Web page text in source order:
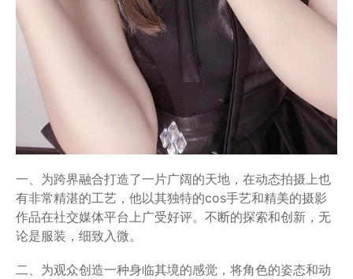
一、为跨界融合打造了一片广阔的天地，在动态拍摄上也
有非常精湛的工艺，他以其独特的cos手艺和精美的摄影
作品在社交媒体平台上广受好评。不断的探索和创新，无
论是服装，细致入微。
二、为观众创造一种身临其境的感觉，将角色的姿态和动